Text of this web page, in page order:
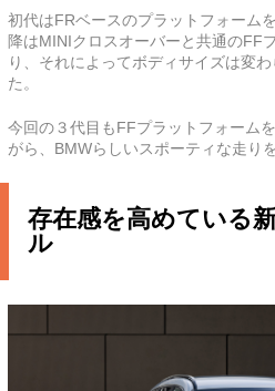
初代はFRベースのプラットフォーム
降はMINIクロスオーバーと共通のFF
り、それによってボディサイズは変
た。
今回の３代目もFFプラットフォーム
がら、BMWらしいスポーティな走り
存在感を高めている
ル